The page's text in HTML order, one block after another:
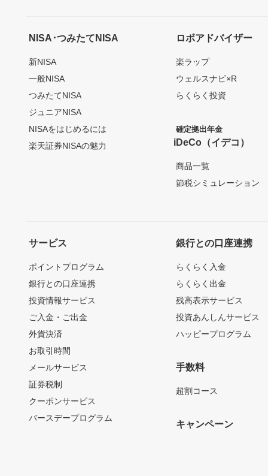
NISA･つみたてNISA
新NISA
一般NISA
つみたてNISA
ジュニアNISA
NISAをはじめるには
楽天証券NISAの魅力
ロボアドバイザー
楽ラップ
ウェルスナビ×R
らくらく投資
確定拠出年金
iDeCo（イデコ）
商品一覧
節税シミュレーション
サービス
ポイントプログラム
銀行との口座連携
投資情報サービス
ご入金・ご出金
外貨決済
お取引時間
メールサービス
証券税制
クーポンサービス
バースデープログラム
銀行との口座連携
らくらく入金
らくらく出金
残高表示サービス
投資あんしんサービス
ハッピープログラム
手数料
超割コース
キャンペーン